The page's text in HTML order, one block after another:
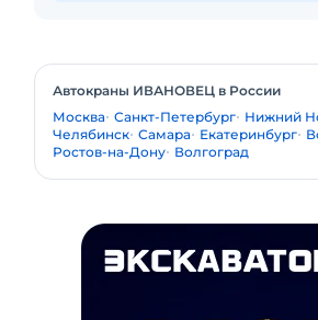
Автокраны ИВАНОВЕЦ в России
Москва Санкт-Петербург Нижний
Челябинск Самара Екатеринбург
Ростов-на-Дону Волгоград